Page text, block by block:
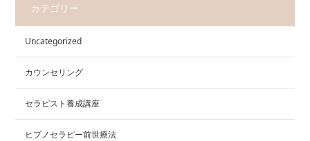
カテゴリー
Uncategorized
カウンセリング
セラピスト養成講座
ヒプノセラピー前世療法